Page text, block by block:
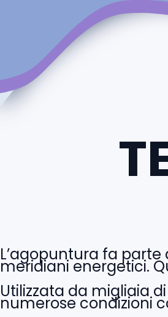
L’agopuntura fa
meridiani energetici.
Utilizzata da migliaia
numerose condizioni